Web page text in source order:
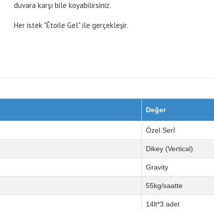
duvara karşı bile koyabilirsiniz.
Her istek "Étoile Gel" ile gerçekleşir.
Değer
Özel Serİ
Dikey (Vertical)
Gravity
55kg/saatte
14lt*3 adet